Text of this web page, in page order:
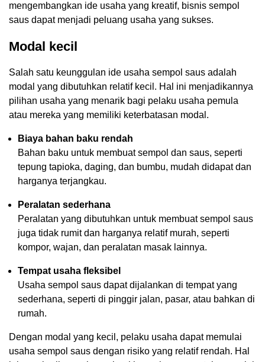
mengembangkan ide usaha yang kreatif, bisnis sempol
saus dapat menjadi peluang usaha yang sukses.
Modal kecil
Salah satu keunggulan ide usaha sempol saus adalah
modal yang dibutuhkan relatif kecil. Hal ini menjadikannya
pilihan usaha yang menarik bagi pelaku usaha pemula
atau mereka yang memiliki keterbatasan modal.
Biaya bahan baku rendah
Bahan baku untuk membuat sempol dan saus, seperti
tepung tapioka, daging, dan bumbu, mudah didapat dan
harganya terjangkau.
Peralatan sederhana
Peralatan yang dibutuhkan untuk membuat sempol saus
juga tidak rumit dan harganya relatif murah, seperti
kompor, wajan, dan peralatan masak lainnya.
Tempat usaha fleksibel
Usaha sempol saus dapat dijalankan di tempat yang
sederhana, seperti di pinggir jalan, pasar, atau bahkan di
rumah.
Dengan modal yang kecil, pelaku usaha dapat memulai
usaha sempol saus dengan risiko yang relatif rendah. Hal